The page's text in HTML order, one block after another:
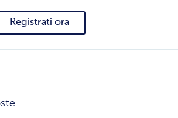
Registrati ora